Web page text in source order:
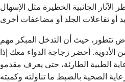
الآثار الجانبية الخطيرة مثل الإسهال
تتطور، حيث أن التدخل المبكر مهم
الأدوية. أحضر زجاجة الدواء معك إذا
الطبية الطارئة، حتى يعرف مقدمو